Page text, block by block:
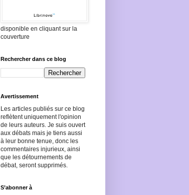
disponible en cliquant sur la
couverture
Rechercher dans ce blog
Avertissement
Les articles publiés sur ce blog
reflètent uniquement l'opinion
de leurs auteurs. Je suis ouvert
aux débats mais je tiens aussi
à leur bonne tenue, donc les
commentaires injurieux, ainsi
que les détournements de
débat, seront supprimés.
S’abonner à